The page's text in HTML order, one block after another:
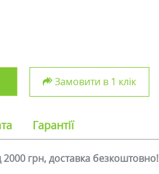
Замовити в 1 клік
Гарантії
2000 грн, доставка безкоштовно!